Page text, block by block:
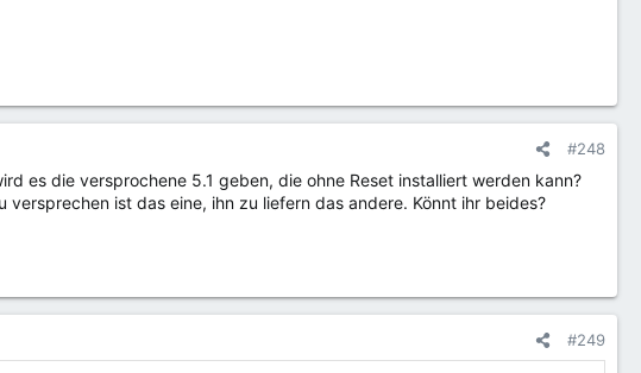
#248
es die versprochene 5.1 geben, die ohne Reset installiert werden kann?
ist das eine, ihn zu liefern das andere. Könnt ihr beides?
#249